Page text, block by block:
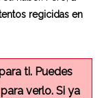
regicidas en
ti. Puedes
para verlo. Si ya